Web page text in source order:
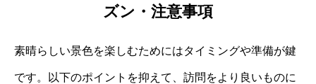
ズン・注意事項
素晴らしい景色を楽しむためにはタイミングや準備が鍵
です。以下のポイントを抑えて、訪問をより良いものに